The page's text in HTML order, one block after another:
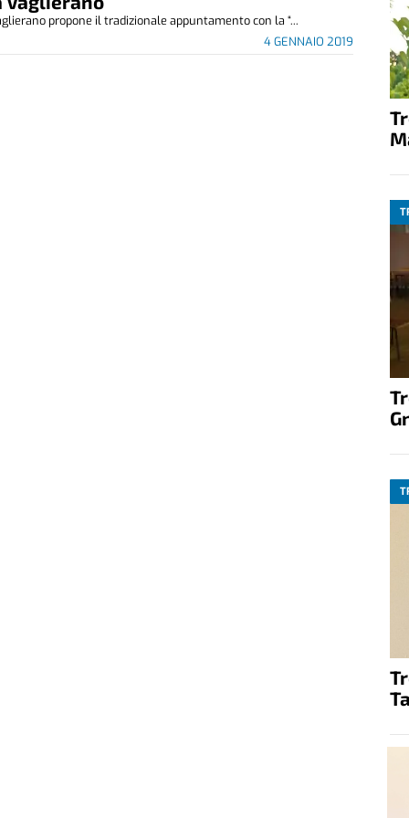
4 GENNAIO 2019
propone il tradizionale appuntamento con la “...